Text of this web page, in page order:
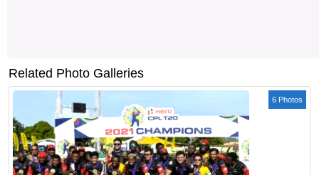
Related Photo Galleries
6 Photos